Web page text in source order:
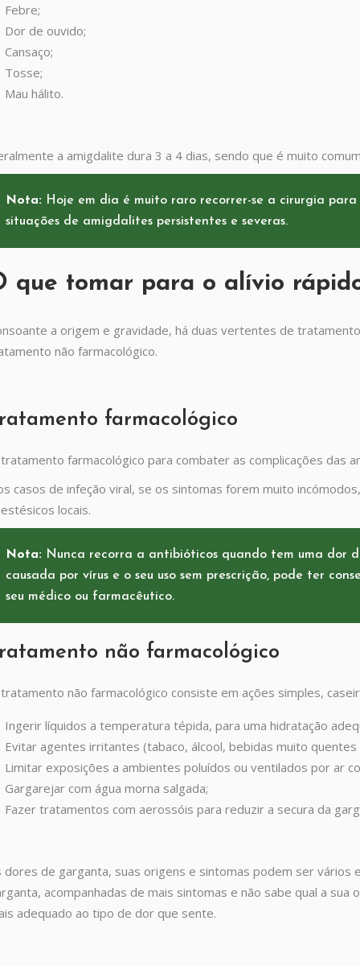
Febre;
Dor de ouvido;
Cansaço;
Tosse;
Mau hálito.
a amigdalite dura 3 a 4 dias, sendo que é muito
Nota: Hoje em dia é muito raro recorrer-se a cirurgia
situações de amigdalites persistentes e severas.
que tomar para o alívio
a origem e gravidade, há duas vertentes de
não farmacológico.
farmacológico
farmacológico para combater as complicações das
casos de infeção viral, se os sintomas forem muito
locais.
Nota: Nunca recorra a antibióticos quando tem uma dor
causada por vírus e o seu uso sem prescrição, pode ter
seu médico ou farmacêutico.
não farmacológico
não farmacológico consiste em ações simples,
Ingerir líquidos a temperatura tépida, para uma hidratação
Evitar agentes irritantes (tabaco, álcool, bebidas muito quentes
Limitar exposições a ambientes poluídos ou ventilados por ar
Gargarejar com água morna salgada;
Fazer tratamentos com aerossóis para reduzir a secura da
dores de garganta, suas origens e sintomas podem ser
acompanhadas de mais sintomas e não sabe qual a
adequado ao tipo de dor que sente.